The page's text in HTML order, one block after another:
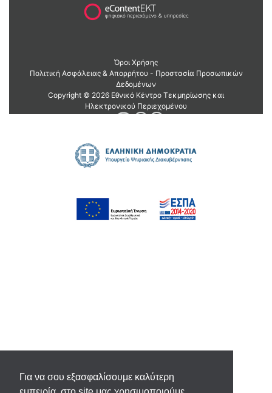
Για να σου εξασφαλίσουμε καλύτερη